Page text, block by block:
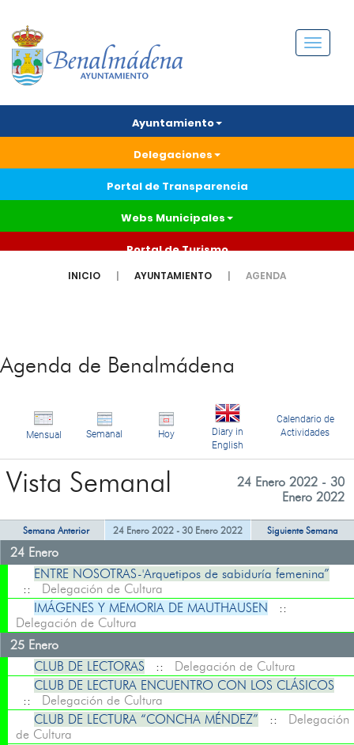
Menú
Ayuntamiento
Delegaciones
Portal de Transparencia
Webs Municipales
Portal de Turismo
INICIO AYUNTAMIENTO AGENDA
Agenda de Benalmádena
Mensual Semanal Hoy
Diary in
English
Calendario de
Actividades
Vista Semanal
24 Enero 2022 - 30
Enero 2022
Semana Anterior 24 Enero 2022 - 30 Enero 2022 Siguiente Semana
24 Enero
ENTRE NOSOTRAS-'Arquetipos de sabiduría femenina”
:: Delegación de Cultura
IMÁGENES Y MEMORIA DE MAUTHAUSEN ::
Delegación de Cultura
25 Enero
CLUB DE LECTORAS :: Delegación de Cultura
CLUB DE LECTURA ENCUENTRO CON LOS CLÁSICOS
:: Delegación de Cultura
CLUB DE LECTURA “CONCHA MÉNDEZ” :: Delegación
de Cultura